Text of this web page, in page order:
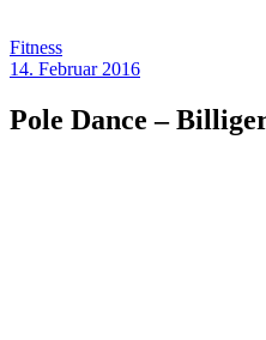
Fitness
14. Februar 2016
Pole Dance –